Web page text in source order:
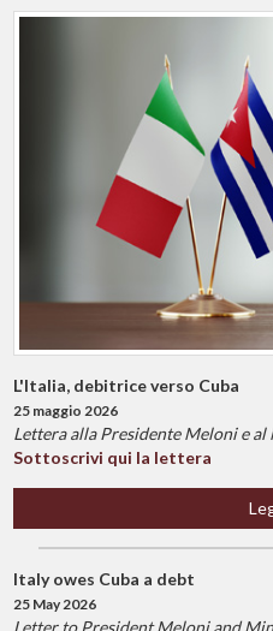
L'Italia, debitrice verso Cuba
25 maggio 2026
Lettera alla Presidente Meloni e
Sottoscrivi qui la lettera
Italy owes Cuba a debt
25 May 2026